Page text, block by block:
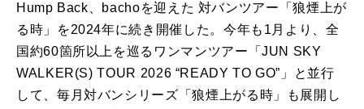
Hump Back、bachoを迎えた 対バンツアー「狼煙上が
る時」を2024年に続き開催した。今年も1月より、全
国約60箇所以上を巡るワンマンツアー「JUN SKY
WALKER(S) TOUR 2026 “READY TO GO”」と並行
して、毎月対バンシリーズ「狼煙上がる時」も展開し